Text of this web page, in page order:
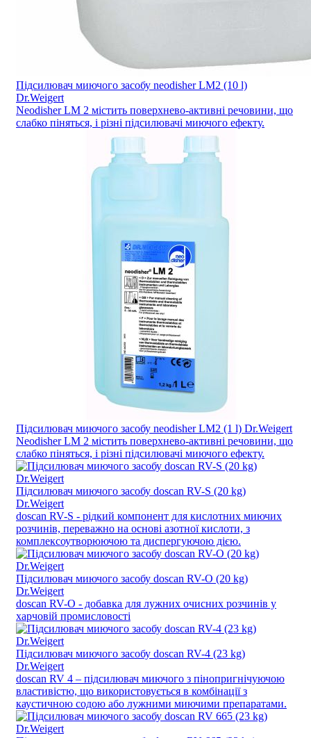
Підсилювач миючого засобу neodisher LM2 (10 l)
Dr.Weigert
Neodisher LM 2 містить поверхнево-активні речовини, що
слабко піняться, і різні підсилювачі миючого ефекту.
Підсилювач миючого засобу neodisher LM2 (1 l) Dr.Weigert
Neodisher LM 2 містить поверхнево-активні речовини, що
слабко піняться, і різні підсилювачі миючого ефекту.
Підсилювач миючого засобу doscan RV-S (20 kg)
Dr.Weigert
doscan RV-S - рідкий компонент для кислотних миючих
розчинів, переважно на основі азотної кислоти, з
комплексоутворюючою та диспергуючою дією.
Підсилювач миючого засобу doscan RV-O (20 kg)
Dr.Weigert
doscan RV-O - добавка для лужних очисних розчинів у
харчовій промисловості
Підсилювач миючого засобу doscan RV-4 (23 kg)
Dr.Weigert
doscan RV 4 – підсилювач миючого з пінопригнічуючою
властивістю, що використовується в комбінації з
каустичною содою або лужними миючими препаратами.